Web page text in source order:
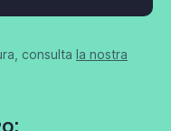
consulta la nostra